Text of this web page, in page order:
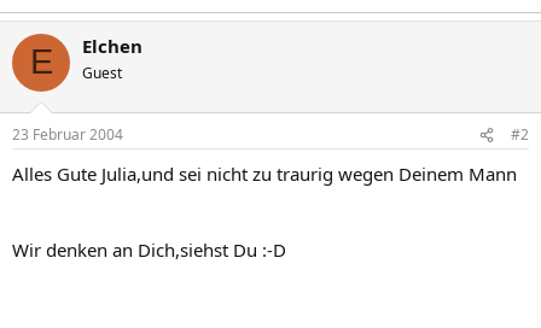
E Elchen
Guest
23 Februar 2004 #2
Alles Gute Julia,und sei nicht zu traurig wegen Deinem Mann
Wir denken an Dich,siehst Du :-D